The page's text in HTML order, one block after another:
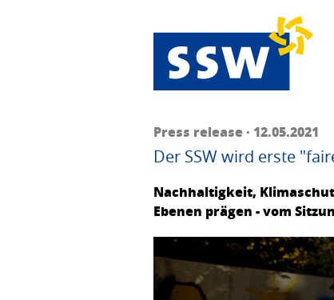
Press release · 12.05.2021
Der SSW wird erste
Nachhaltigkeit,
Ebenen prägen - vom